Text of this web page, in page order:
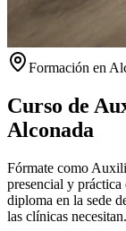
Formación en
Curso de
Alconada
Fórmate como
presencial y
diploma en la sede
las clínicas necesitan.